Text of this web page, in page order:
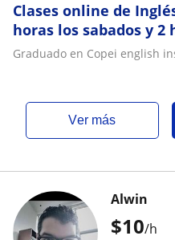
Clases online de
horas los sabados y
10 dolares semanales
Graduado en Copei english
ver más
$10/h
Alwin